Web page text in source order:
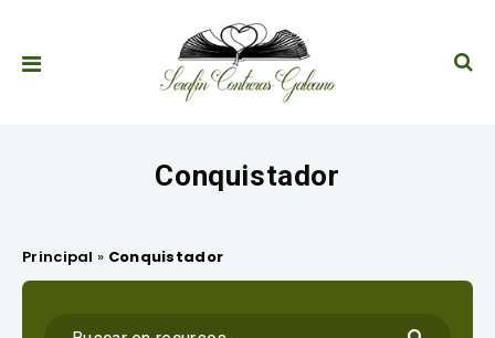
Conquistador
Principal » Conquistador